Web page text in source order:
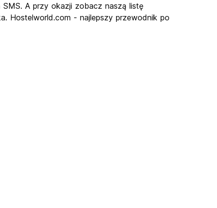
A przy okazji zobacz naszą listę
Hostelworld.com - najlepszy przewodnik po